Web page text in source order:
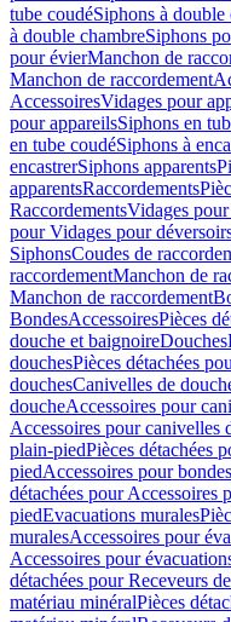
tube coudéSiphons à double
à double chambreSiphons
pour évierManchon de
Manchon de raccordement
AccessoiresVidages pour
pour appareilsSiphons en
en tube coudéSiphons à
encastrerSiphons apparents
apparentsRaccordements
RaccordementsVidages
pour Vidages pour
SiphonsCoudes de
raccordementManchon de
Manchon de raccordement
BondesAccessoiresPièces
douche et baignoireDouches
douchesPièces détachées
douchesCanivelles de
doucheAccessoires pour
Accessoires pour canivelles
plain-piedPièces détachées
piedAccessoires pour
détachées pour Accessoires
piedEvacuations murales
muralesAccessoires pour
Accessoires pour
détachées pour Receveurs
matériau minéralPièces